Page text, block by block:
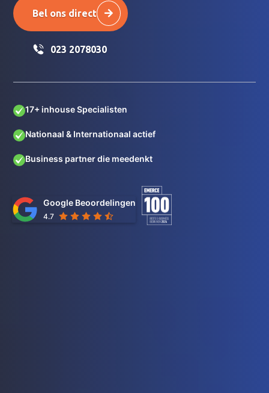
Bel ons direct
023 2078030
17+ inhouse Specialisten
Nationaal & Internationaal actief
Business partner die meedenkt
Google Beoordelingen
4.7